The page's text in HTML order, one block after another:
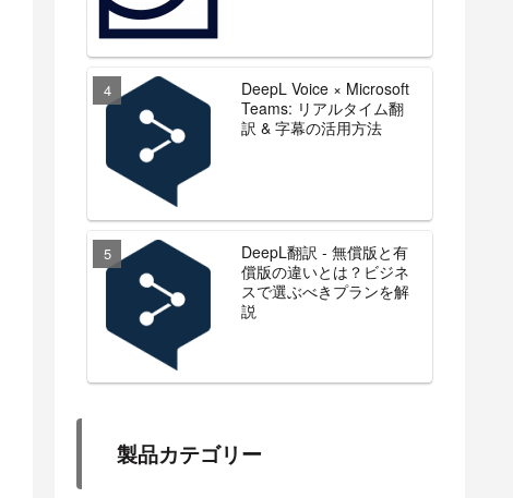
DeepL Voice × Microsoft
Teams: リアルタイム翻
訳 & 字幕の活用方法
DeepL翻訳 - 無償版と有
償版の違いとは？ビジネ
スで選ぶべきプランを解
説
製品カテゴリー